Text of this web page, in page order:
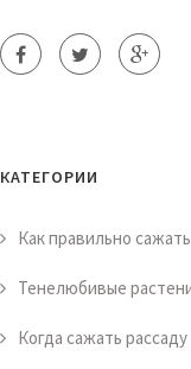
КАТЕГОРИИ
Как правильно
Тенелюбивые
Когда сажать рассаду